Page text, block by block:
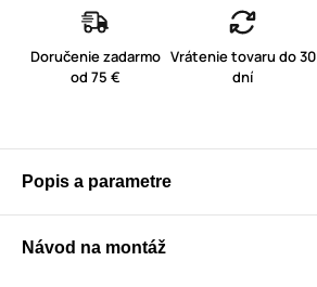
Doručenie zadarmo
od 75 €
Vrátenie tovaru do 30
dní
Popis a parametre
Návod na montáž